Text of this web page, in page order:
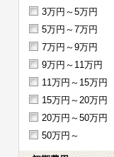
3万円～5万円
5万円～7万円
7万円～9万円
9万円～11万円
11万円～15万円
15万円～20万円
20万円～50万円
50万円～